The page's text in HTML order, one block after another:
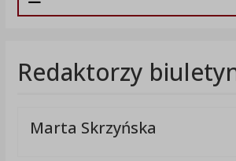
Redaktorzy
Marta Skrzyńska